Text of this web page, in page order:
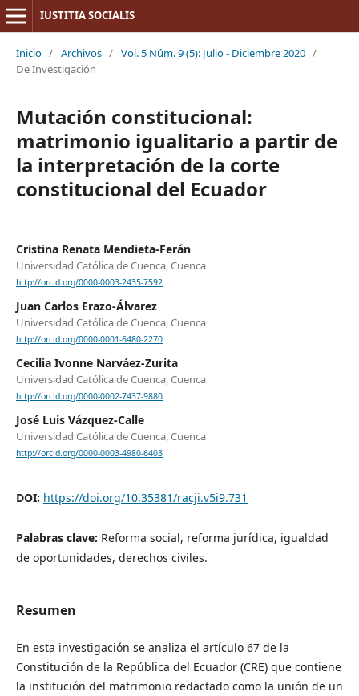
IUSTITIA SOCIALIS
Inicio / Archivos / Vol. 5 Núm. 9 (5): Julio - Diciembre 2020 /
De Investigación
Mutación constitucional:
matrimonio igualitario a partir de
la interpretación de la corte
constitucional del Ecuador
Cristina Renata Mendieta-Ferán
Universidad Católica de Cuenca, Cuenca
http://orcid.org/0000-0003-2435-7592
Juan Carlos Erazo-Álvarez
Universidad Católica de Cuenca, Cuenca
http://orcid.org/0000-0001-6480-2270
Cecilia Ivonne Narváez-Zurita
Universidad Católica de Cuenca, Cuenca
http://orcid.org/0000-0002-7437-9880
José Luis Vázquez-Calle
Universidad Católica de Cuenca, Cuenca
http://orcid.org/0000-0003-4980-6403
DOI: https://doi.org/10.35381/racji.v5i9.731
Palabras clave: Reforma social, reforma jurídica, igualdad
de oportunidades, derechos civiles.
Resumen
En esta investigación se analiza el artículo 67 de la
Constitución de la República del Ecuador (CRE) que contiene
la institución del matrimonio redactado como la unión de un